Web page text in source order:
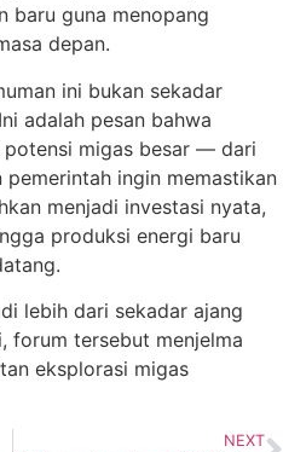
baru guna menopang
depan.
ini bukan sekadar
adalah pesan bahwa
potensi migas besar — dari
ingin memastikan
menjadi investasi nyata,
produksi energi baru
lebih dari sekadar ajang
forum tersebut menjelma
eksplorasi migas
NEXT